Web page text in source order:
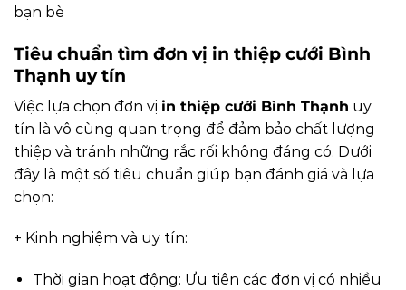
bạn bè
Tiêu chuẩn tìm đơn vị in thiệp cưới Bình
Thạnh uy tín
Việc lựa chọn đơn vị in thiệp cưới Bình Thạnh uy
tín là vô cùng quan trọng để đảm bảo chất lượng
thiệp và tránh những rắc rối không đáng có. Dưới
đây là một số tiêu chuẩn giúp bạn đánh giá và lựa
chọn:
+ Kinh nghiệm và uy tín:
Thời gian hoạt động: Ưu tiên các đơn vị có nhiều